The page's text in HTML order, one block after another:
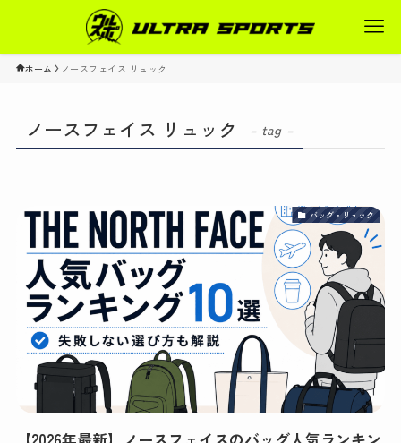
ホーム ノースフェイス リュック
ノースフェイス リュック – tag –
バッグ・リュック